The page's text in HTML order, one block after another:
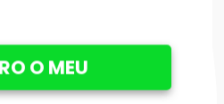
O MEU